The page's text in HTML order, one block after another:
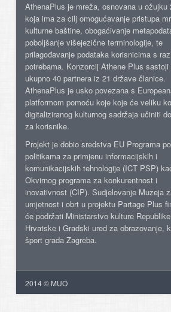
AthenaPlus je mreža, osnovana u ožujku
koja ima za cilj omogućavanje pristupa
kulturne baštine, obogaćivanje
poboljšanje višejezične terminologije, te
prilagođavanje podataka korisnicima s
potrebama. Konzorcij Athene Plus sastoji
ukupno 40 partnera iz 21 države članice.
AthenaPlus je usko povezana s
platformom pomoću koje koje će veliku
digitaliziranog kulturnog sadržaja učiniti
za korisnike.
Projekt je dobio sredstva EU Programa
politikama za primjenu informacijskih i
komunikacijskih tehnologije (ICT PSP)
Okvirnog programa za konkurentnost i
inovativnost (CIP). Sudjelovanje Muzeja
umjetnost i obrt u projektu Partage Plus
će podržati Ministarstvo kulture Republike
Hrvatske i Gradski ured za obrazovanje,
šport grada Zagreba.
2014 © MUO